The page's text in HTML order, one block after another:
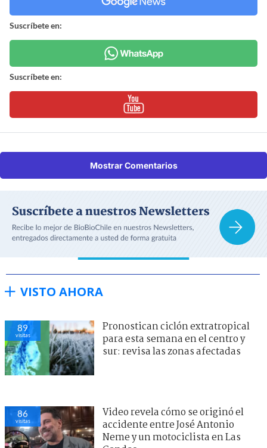
Suscríbete en:
Suscríbete en:
Mostrar Comentarios
VISTO AHORA
89
visitas
Pronostican ciclón extratropical
para esta semana en el centro y
sur: revisa las zonas afectadas
86
visitas
Video revela cómo se originó el
accidente entre José Antonio
Neme y un motociclista en Las